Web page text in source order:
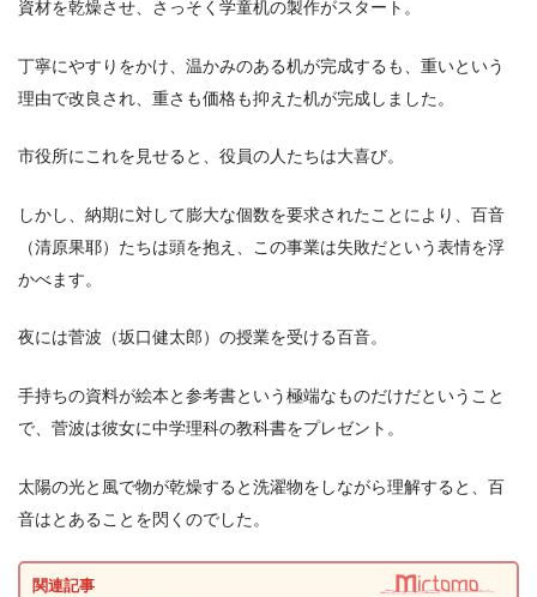
資材を乾燥させ、さっそく学童机の製作がスタート。
丁寧にやすりをかけ、温かみのある机が完成するも、重いという
理由で改良され、重さも価格も抑えた机が完成しました。
市役所にこれを見せると、役員の人たちは大喜び。
しかし、納期に対して膨大な個数を要求されたことにより、百音
（清原果耶）たちは頭を抱え、この事業は失敗だという表情を浮
かべます。
夜には菅波（坂口健太郎）の授業を受ける百音。
手持ちの資料が絵本と参考書という極端なものだけだということ
で、菅波は彼女に中学理科の教科書をプレゼント。
太陽の光と風で物が乾燥すると洗濯物をしながら理解すると、百
音はとあることを閃くのでした。
関連記事